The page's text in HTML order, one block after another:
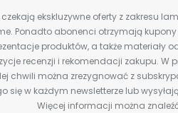
ekskluzywne oferty z zakresu
Ponadto abonenci otrzymają
produktów, a także materiały
recenzji i rekomendacji zakupu.
chwili można zrezygnować z
się w każdym newsletterze lub
Więcej informacji można